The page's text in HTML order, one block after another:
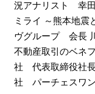
況アナリスト 幸田
ミライ ～熊本地震
ヴグループ 会長
不動産取引のベネ
社 代表取締役社
社 パーチェスワ